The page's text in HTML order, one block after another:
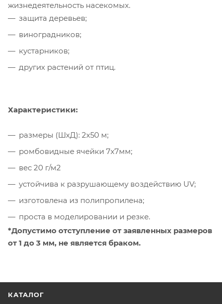
жизнедеятельность насекомых.
защита деревьев;
виноградников;
кустарников;
других растений от птиц.
Характеристики:
размеры (ШхД): 2х50 м;
ромбовидные ячейки 7х7мм;
вес 20 г/м2
устойчива к разрушающему воздействию UV;
изготовлена из полипропилена;
проста в моделировании и резке.
*Допустимо отступление от заявленных размеров
от 1 до 3 мм, не является браком.
КАТАЛОГ